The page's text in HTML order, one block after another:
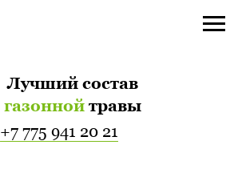
Лучший состав
газоннойтравы
+7 775 941 20 21